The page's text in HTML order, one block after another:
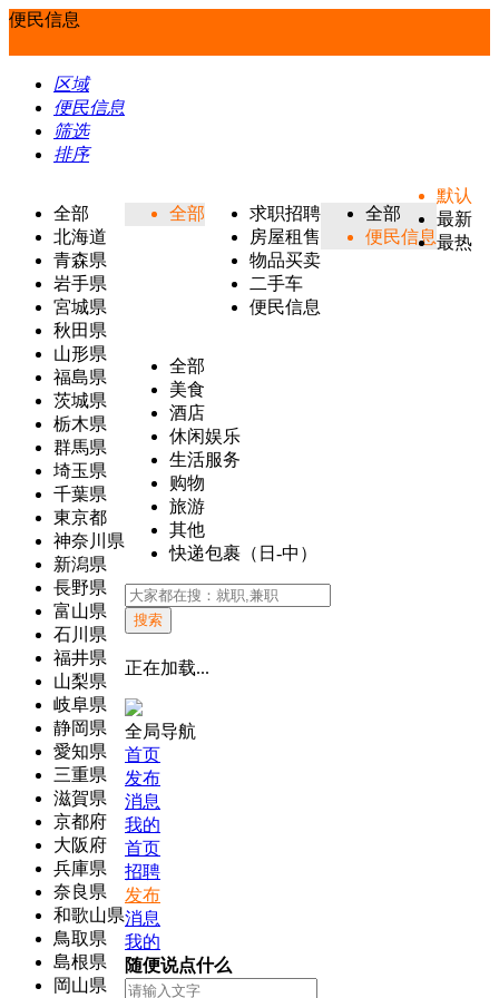
便民信息
区域
便民信息
筛选
排序
全部
北海道
青森県
岩手県
宮城県
秋田県
山形県
福島県
茨城県
栃木県
群馬県
埼玉県
千葉県
東京都
神奈川県
新潟県
長野県
富山県
石川県
福井県
山梨県
岐阜県
静岡県
愛知県
三重県
滋賀県
京都府
大阪府
兵庫県
奈良県
和歌山県
鳥取県
島根県
岡山県
全部
求职招聘
房屋租售
物品买卖
二手车
便民信息
全部
便民信息
全部
美食
酒店
休闲娱乐
生活服务
购物
旅游
其他
快递包裹（日-中）
默认
最新
最热
搜索
正在加载...
全局导航
首页
发布
消息
我的
首页
招聘
发布
消息
我的
随便说点什么